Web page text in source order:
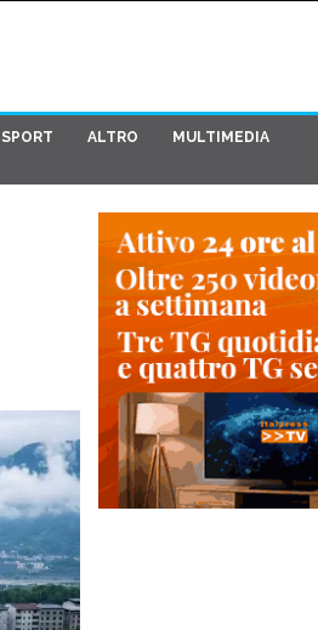
SPORT ALTRO MULTIMEDIA